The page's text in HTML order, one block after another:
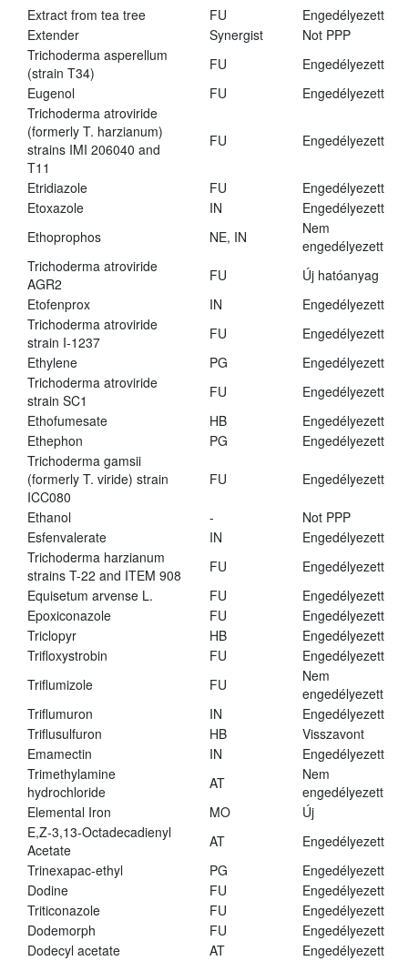
Extract from tea tree
FU
Engedélyezett
Extender
Synergist
Not PPP
Trichoderma asperellum
(strain T34)
FU
Engedélyezett
Eugenol
FU
Engedélyezett
Trichoderma atroviride
(formerly T. harzianum)
strains IMI 206040 and
T11
FU Engedélyezett
Etridiazole FU
Engedélyezett
Etoxazole
IN
Engedélyezett
Ethoprophos
NE, IN
Nem
engedélyezett
Trichoderma atroviride
AGR2
FU
Új hatóanyag
Etofenprox
IN
Engedélyezett
Trichoderma atroviride
strain I-1237
FU
Engedélyezett
Ethylene
PG
Engedélyezett
Trichoderma atroviride
strain SC1
FU
Engedélyezett
Ethofumesate
HB
Engedélyezett
Ethephon
PG
Engedélyezett
Trichoderma gamsii
(formerly T. viride) strain
ICC080
FU Engedélyezett
Ethanol -
Not PPP
Esfenvalerate
IN
Engedélyezett
Trichoderma harzianum
strains T-22 and ITEM 908
FU
Engedélyezett
Equisetum arvense L.
FU
Engedélyezett
Epoxiconazole
FU
Engedélyezett
Triclopyr
HB
Engedélyezett
Trifloxystrobin
FU
Engedélyezett
Triflumizole
FU
Nem
engedélyezett
Triflumuron
IN
Engedélyezett
Triflusulfuron
HB
Visszavont
Emamectin
IN
Engedélyezett
Trimethylamine
hydrochloride
AT
Nem
engedélyezett
Elemental Iron
MO
Új
E,Z-3,13-Octadecadienyl
Acetate
AT
Engedélyezett
Trinexapac-ethyl
PG
Engedélyezett
Dodine
FU
Engedélyezett
Triticonazole
FU
Engedélyezett
Dodemorph
FU
Engedélyezett
Dodecyl acetate
AT Engedélyezett